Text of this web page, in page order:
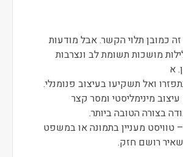
כמובן תלוי הקשר. אבל מודעות
מושכות תשומת לב ונצרבות
א
ואל תשקיעו בעיצוב פנומנלי.
מינימליסטי ומסר קצר
בצורה הטובה ביותר.
מעניין בתמונה או במשפט
רושם חזק.